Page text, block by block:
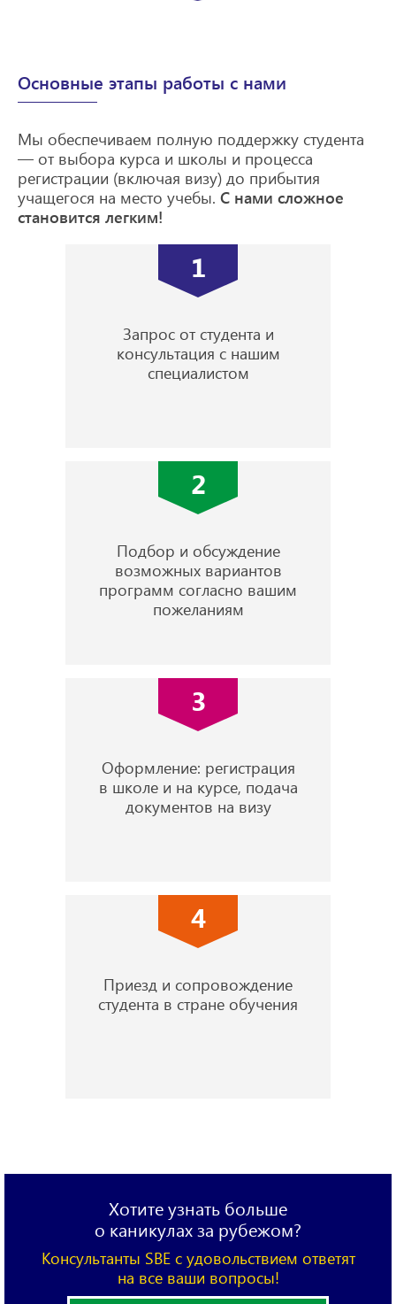
Основные этапы работы с нами
Мы обеспечиваем полную поддержку студента
— от выбора курса и школы и процесса
регистрации (включая визу) до прибытия
учащегося на место учебы. С нами сложное
становится легким!
1
Запрос от студента и
консультация с нашим
специалистом
2
Подбор и обсуждение
возможных вариантов
программ согласно вашим
пожеланиям
3
Оформление: регистрация
в школе и на курсе, подача
документов на визу
4
Приезд и сопровождение
студента в стране обучения
Хотите узнать больше
о каникулах за рубежом?
Консультанты SBE с удовольствием ответят
на все ваши вопросы!